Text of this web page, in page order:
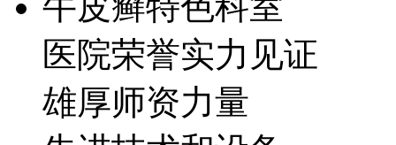
医院荣誉实力见证
雄厚师资力量